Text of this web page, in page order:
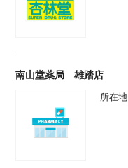
南山堂薬局 雄踏店
所在地